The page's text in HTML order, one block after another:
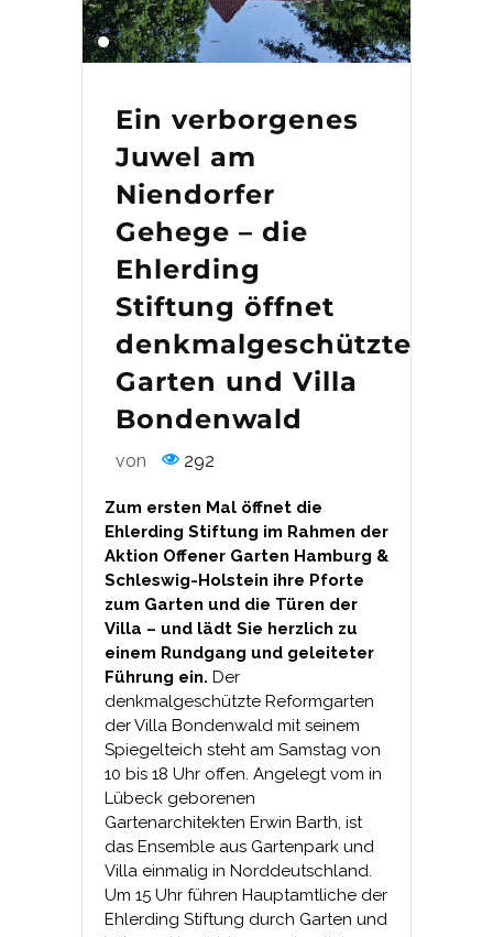
Ein verborgenes
Juwel am
Niendorfer
Gehege – die
Ehlerding
Stiftung öffnet
denkmalgeschützten
Garten und Villa
Bondenwald
von 292
Zum ersten Mal öffnet die
Ehlerding Stiftung im Rahmen der
Aktion Offener Garten Hamburg &
Schleswig-Holstein ihre Pforte
zum Garten und die Türen der
Villa – und lädt Sie herzlich zu
einem Rundgang und geleiteter
Führung ein. Der
denkmalgeschützte Reformgarten
der Villa Bondenwald mit seinem
Spiegelteich steht am Samstag von
10 bis 18 Uhr offen. Angelegt vom in
Lübeck geborenen
Gartenarchitekten Erwin Barth, ist
das Ensemble aus Gartenpark und
Villa einmalig in Norddeutschland.
Um 15 Uhr führen Hauptamtliche der
Ehlerding Stiftung durch Garten und